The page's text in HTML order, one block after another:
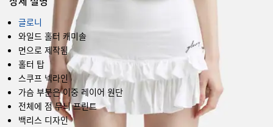
글로니
와일드 홀터 캐미솔
면으로 제작됨
홀터 탑
스쿠프 넥라인
가슴 부분은 이중 레이어 원단
전체에 점 무늬 프린트
백리스 디자인